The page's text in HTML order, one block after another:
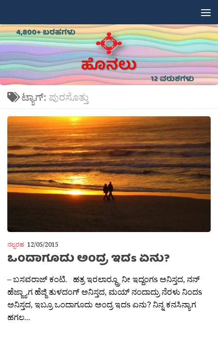
ಟ್ಯಾಗ್: ಪುರಸೊತ್ತು
ನಲ್ಬರಹ 12/05/2015
ಒಂದಾಗೂದು ಅಂದ್ರ ಇದs ಏನು?
– ಬಸವರಾಜ್ ಕಂಟಿ. ಹತ್ರ ಇರಲಾರ‍್ದ್ರೂ ನೀ ಇದ್ದಂಗs ಅನಿಸ್ತದ, ನನ್
ಹೆಜ್ಜ್ಯಾಗ ಹೆಜ್ಜಿ ತುಳದಂಗ್ ಅನಿಸ್ತದ, ಮಯ್ ನಂದಾದ್ರು ನೆರಳು ನಿಂದs
ಅನಿಸ್ತದ, ಇಬ್ರೂ ಒಂದಾಗೂದು ಅಂದ್ರ ಇದs ಏನು? ನಿನ್ನ ಕನಸಿನ್ಯಾಗ
ಹಗಲ...